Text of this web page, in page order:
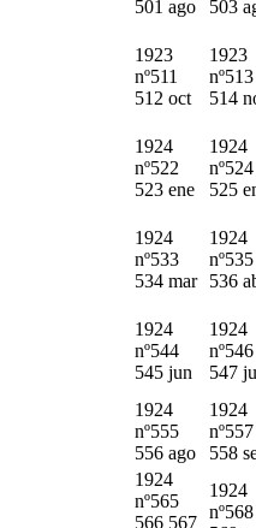
501 ago
503
1923
nº511
512 oct
1923
nº513
514
1924
nº522
523 ene
1924
nº524
525
1924
nº533
534 mar
1924
nº535
536
1924
nº544
545 jun
1924
nº546
547
1924
nº555
556 ago
1924
nº557
558
1924
nº565
566 567
1924
nº568